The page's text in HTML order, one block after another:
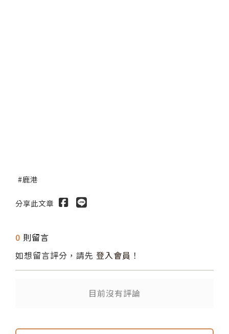
鹿港
分享此文章
0 則留言
如想留言評分，請先 登入會員 ！
目前沒有評論